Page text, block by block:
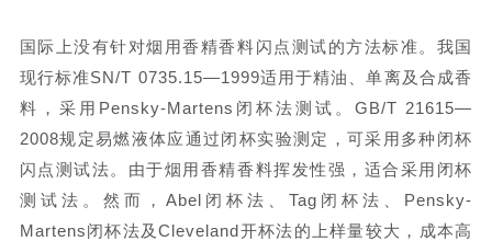
国际上没有针对烟用香精香料闪点测试的方法标准。我国
现行标准SN/T 0735.15—1999适用于精油、单离及合成香
料，采用Pensky-Martens闭杯法测试。GB/T 21615—
2008规定易燃液体应通过闭杯实验测定，可采用多种闭杯
闪点测试法。由于烟用香精香料挥发性强，适合采用闭杯
测试法。然而，Abel闭杯法、Tag闭杯法、Pensky-
Martens闭杯法及Cleveland开杯法的上样量较大，成本高